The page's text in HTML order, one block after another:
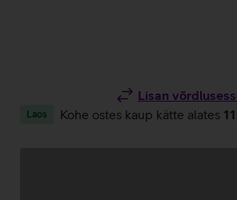
Lisan
Laos Kohe ostes kaup kätte alates